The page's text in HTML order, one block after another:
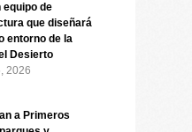
equipo de
que diseñará
entorno de la
Desierto
2026
a Primeros